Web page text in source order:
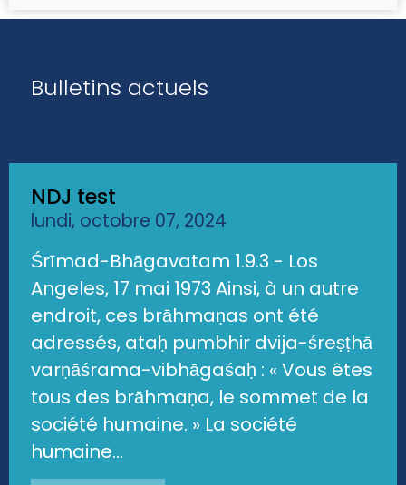
Bulletins actuels
NDJ test
lundi, octobre 07, 2024
Śrīmad-Bhāgavatam 1.9.3 - Los
Angeles, 17 mai 1973 Ainsi, à un autre
endroit, ces brāhmaṇas ont été
adressés, ataḥ pumbhir dvija-śreṣṭhā
varṇāśrama-vibhāgaśaḥ : « Vous êtes
tous des brāhmaṇa, le sommet de la
société humaine. » La société
humaine...